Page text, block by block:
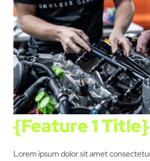
{Feature 1 Title}
Lorem ipsum dolor sit amet